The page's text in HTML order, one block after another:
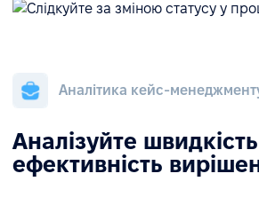
Аналітика кейс-
Аналізуйте
ефективність